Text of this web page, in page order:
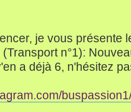
je vous présente
n°1):
a déjà 6, n'hésitez